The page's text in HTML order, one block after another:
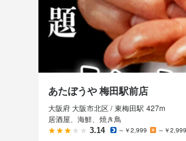
あたぼうや 梅田駅前店
大阪府 大阪市北区 / 東梅田駅 427m
居酒屋、海鮮、焼き鳥
3.14 ～￥2,999 ～￥2,999
勤務時間
15:00~24:00(実働8h･休憩1h･シフ
ランチタイムのみ勤務OK 終電考慮あり
長期勤務歓迎
シフト制 固定シフト制(決
休日・休暇
月8日休み/夏季休暇有り/年末年始
研修期間1ヵ月：時給1177円
給与補足
交通費支給：1日500円まで
勤務時間
13:00～29:00（シフト制、週1日～
ランチタイムのみ勤務OK 終電考慮あり